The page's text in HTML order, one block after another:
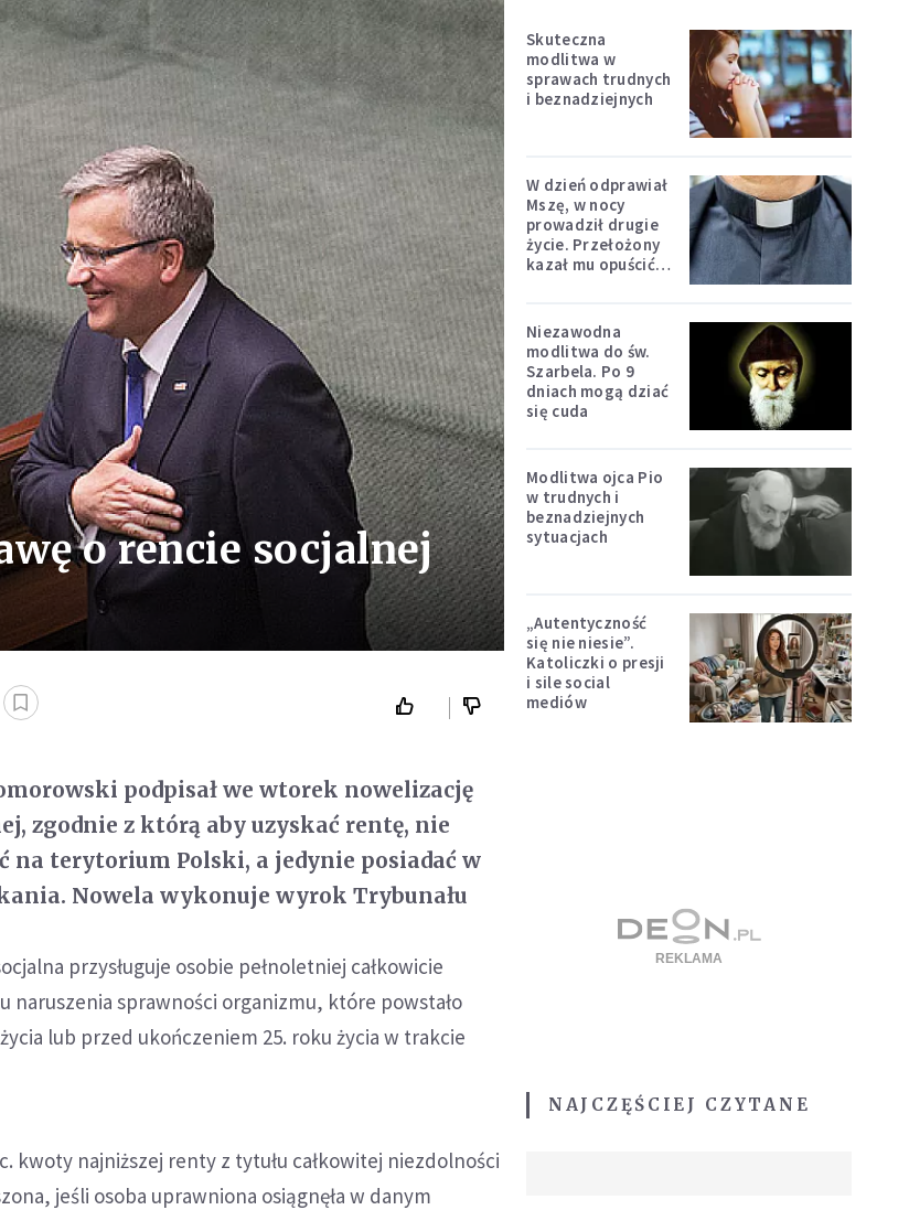
o rencie socjalnej
podpisał we wtorek nowelizację
zgodnie z którą aby uzyskać rentę, nie
na terytorium Polski, a jedynie posiadać w
Nowela wykonuje wyrok Trybunału
przysługuje osobie pełnoletniej całkowicie
naruszenia sprawności organizmu, które powstało
lub przed ukończeniem 25. roku życia w trakcie
kwoty najniższej renty z tytułu całkowitej niezdolności
jeśli osoba uprawniona osiągnęła w danym
Skuteczna
modlitwa w
sprawach trudnych
i beznadziejnych
W dzień odprawiał
Mszę, w nocy
prowadził drugie
życie. Przełożony
kazał mu opuścić
Niezawodna
modlitwa do św.
Szarbela. Po 9
dniach mogą dziać
się cuda
Modlitwa ojca Pio
w trudnych i
beznadziejnych
sytuacjach
„Autentyczność
się nie niesie”.
Katoliczki o presji
i sile social
mediów
NAJCZĘŚCIEJ CZYTANE